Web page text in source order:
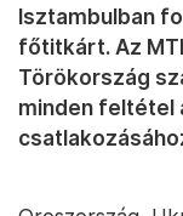
Isztambulban
főtitkárt. Az
Törökország
minden feltétel